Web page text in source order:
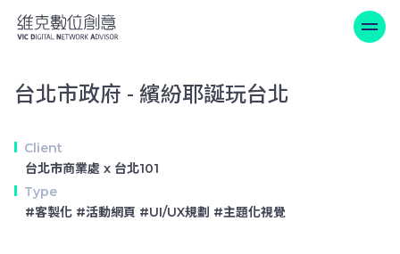
台北市政府 - 繽紛耶誕玩台北
台北市政府 - 繽紛耶誕玩台北
Client
台北市商業處 x 台北101
Type
#客製化 #活動網頁 #UI/UX規劃 #主題化視覺